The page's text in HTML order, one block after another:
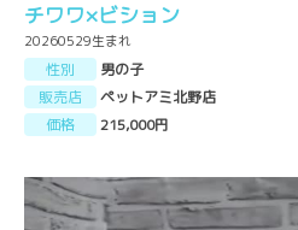
チワワ×ビション
20260529生まれ
性別
男の子
販売店
ペットアミ北野店
価格
215,000円